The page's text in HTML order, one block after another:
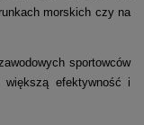
morskich czy na
sportowców
większą efektywność i